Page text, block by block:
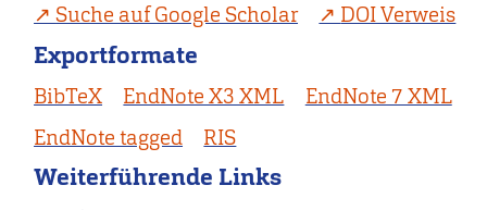
Suche auf Google Scholar
DOI Verweis
Exportformate
BibTeX EndNote X3 XML
EndNote 7 XML
EndNote tagged
RIS
Weiterführende Links